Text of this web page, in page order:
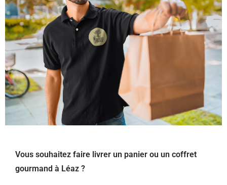
Vous souhaitez faire livrer un panier ou un coffret
gourmand à Léaz ?